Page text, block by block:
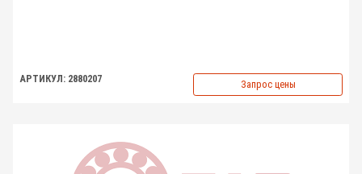
АРТИКУЛ: 2880207 Запрос цены